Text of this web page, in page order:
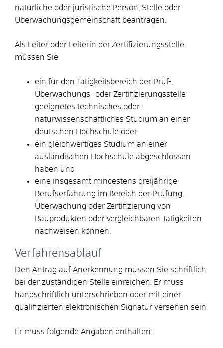
natürliche oder juristische Person, Stelle oder
Überwachungsgemeinschaft beantragen.
Als Leiter oder Leiterin der Zertifizierungsstelle
müssen Sie
ein für den Tätigkeitsbereich der Prüf-,
Überwachungs- oder Zertifizierungsstelle
geeignetes technisches oder
naturwissenschaftliches Studium an einer
deutschen Hochschule oder
ein gleichwertiges Studium an einer
ausländischen Hochschule abgeschlossen
haben und
eine insgesamt mindestens dreijährige
Berufserfahrung im Bereich der Prüfung,
Überwachung oder Zertifizierung von
Bauprodukten oder vergleichbaren Tätigkeiten
nachweisen können.
Verfahrensablauf
Den Antrag auf Anerkennung müssen Sie schriftlich
bei der zuständigen Stelle einreichen. Er muss
handschriftlich unterschrieben oder mit einer
qualifizierten elektronischen Signatur versehen sein.
Er muss folgende Angaben enthalten: